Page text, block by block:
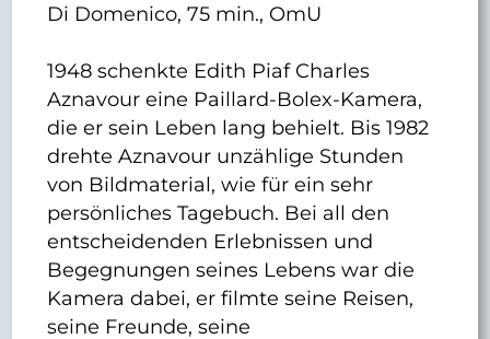
Di Domenico, 75 min., OmU
1948 schenkte Edith Piaf Charles
Aznavour eine Paillard-Bolex-Kamera,
die er sein Leben lang behielt. Bis 1982
drehte Aznavour unzählige Stunden
von Bildmaterial, wie für ein sehr
persönliches Tagebuch. Bei all den
entscheidenden Erlebnissen und
Begegnungen seines Lebens war die
Kamera dabei, er filmte seine Reisen,
seine Freunde, seine